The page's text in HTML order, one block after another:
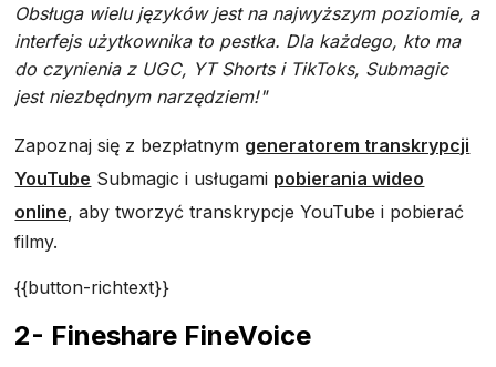
Obsługa wielu języków jest na najwyższym poziomie, a
interfejs użytkownika to pestka. Dla każdego, kto ma
do czynienia z UGC, YT Shorts i TikToks, Submagic
jest niezbędnym narzędziem!"
Zapoznaj się z bezpłatnym generatorem transkrypcji
YouTube Submagic i usługami pobierania wideo
online, aby tworzyć transkrypcje YouTube i pobierać
filmy.
{{button-richtext}}
2- Fineshare FineVoice